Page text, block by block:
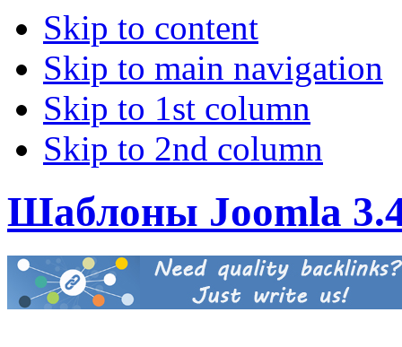
Skip to content
Skip to main navigation
Skip to 1st column
Skip to 2nd column
Шаблоны Joomla